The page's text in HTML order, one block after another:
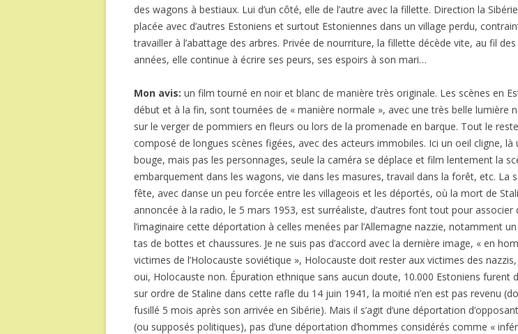
des wagons à bestiaux. Lui d’un côté, elle de l’autre avec la fillette. Direction la
placée avec d’autres Estoniens et surtout Estoniennes dans un village perdu,
travailler à l’abattage des arbres. Privée de nourriture, la fillette décède vite, au fil
années, elle continue à écrire ses peurs, ses espoirs à son mari…
Mon avis: un film tourné en noir et blanc de manière très originale. Les scènes en
début et à la fin, sont tournées de « manière normale », avec une très belle lumière
sur le verger de pommiers en fleurs ou lors de la promenade en barque. Tout le
composé de longues scènes figées, avec des acteurs immobiles. Ici un oeil cligne, là
bouge, mais pas les personnages, seule la caméra se déplace et film lentement la
embarquement dans les wagons, vie dans les masures, travail dans la forêt, etc. La
fête, avec danse un peu forcée entre les villageois et les déportés, où la mort de
annoncée à la radio, le 5 mars 1953, est surréaliste, d’autres font tout pour associer
l’imaginaire cette déportation à celles menées par l’Allemagne nazzie, notamment
tas de bottes et chaussures. Je ne suis pas d’accord avec la dernière image, « en
victimes de l’Holocauste soviétique », Holocauste doit rester aux victimes des
oui, Holocauste non. Épuration ethnique sans aucun doute, 10.000 Estoniens furent
sur ordre de Staline dans cette rafle du 14 juin 1941, la moitié n’en est pas revenu
fusillé 5 mois après son arrivée en Sibérie). Mais il s’agit d’une déportation
(ou supposés politiques), pas d’une déportation d’hommes considérés comme «